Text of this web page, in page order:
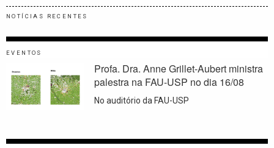
NOTÍCIAS RECENTES
EVENTOS
Profa. Dra. Anne Grillet-Aubert ministra
palestra na FAU-USP no dia 16/08
No auditório da FAU-USP